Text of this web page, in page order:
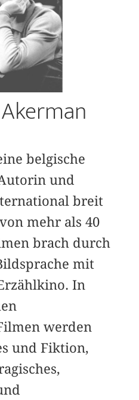
belgische
und
breit
mehr als 40
brach durch
mit
In
werden
und Fiktion,